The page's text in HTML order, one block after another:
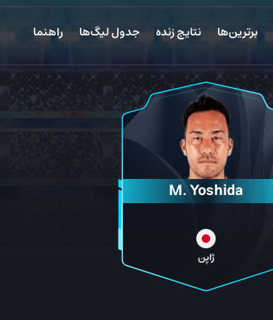
برترین‌ها نتایج زنده جدول لیگ‌ها راهنما
M. Yoshida
ژاپن